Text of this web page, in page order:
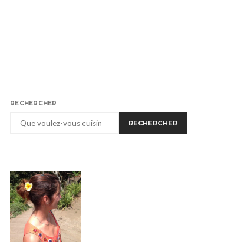
RECHERCHER
RECHERCHER